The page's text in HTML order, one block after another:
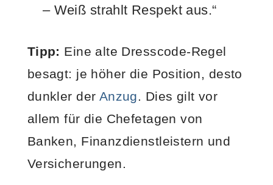
– Weiß strahlt Respekt aus.“
Tipp: Eine alte Dresscode-Regel
besagt: je höher die Position, desto
dunkler der Anzug. Dies gilt vor
allem für die Chefetagen von
Banken, Finanzdienstleistern und
Versicherungen.